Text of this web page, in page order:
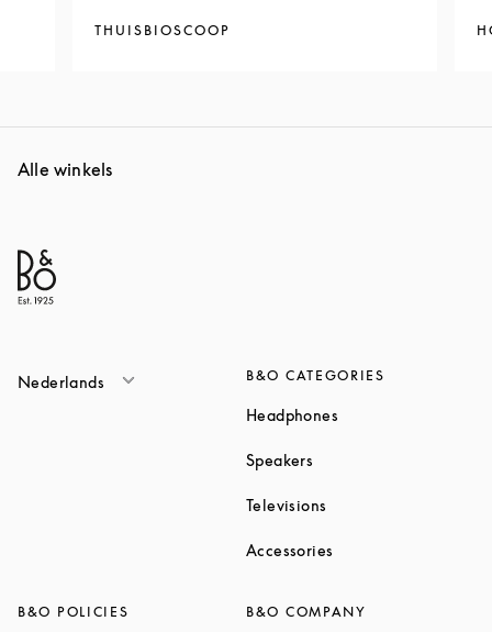
THUISBIOSCOOP
Alle winkels
Nederlands B&O CATEGORIES
Headphones
Speakers
Televisions
Accessories
B&O POLICIES B&O COMPANY